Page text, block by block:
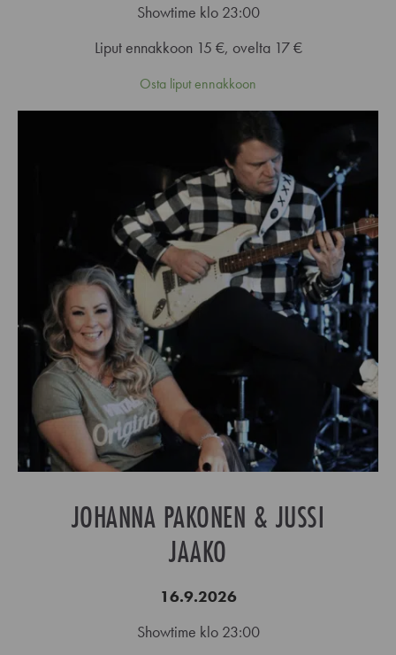
Showtime klo 23:00
Liput ennakkoon 15 €, ovelta 17 €
Osta liput ennakkoon
JOHANNA PAKONEN & JUSSI
JAAKO
16.9.2026
Showtime klo 23:00